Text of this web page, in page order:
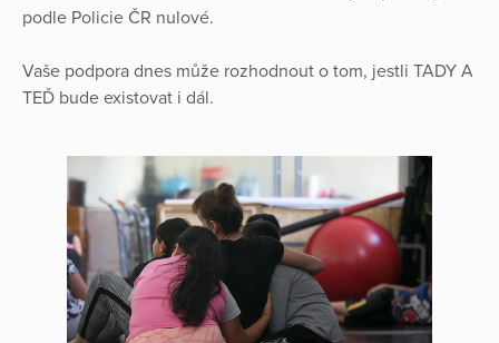
podle Policie ČR nulové.
Vaše podpora dnes může rozhodnout o tom, jestli TADY A
TEĎ bude existovat i dál.